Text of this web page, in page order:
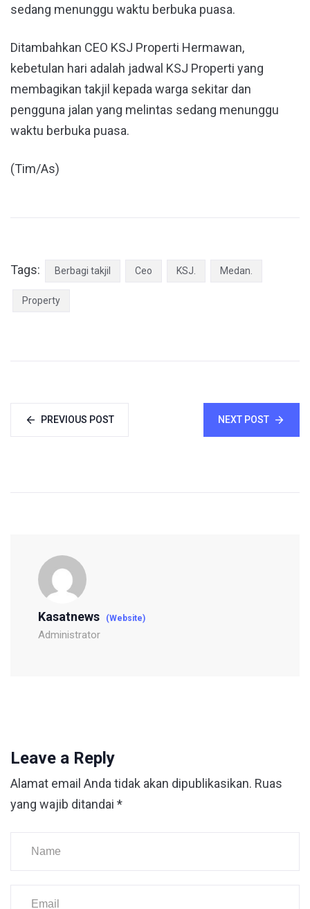
sedang menunggu waktu berbuka puasa.
Ditambahkan CEO KSJ Properti Hermawan,
kebetulan hari adalah jadwal KSJ Properti yang
membagikan takjil kepada warga sekitar dan
pengguna jalan yang melintas sedang menunggu
waktu berbuka puasa.
(Tim/As)
Tags: Berbagi takjil Ceo KSJ. Medan.
Property
PREVIOUS POST NEXT POST
Kasatnews (Website)
Administrator
Leave a Reply
Alamat email Anda tidak akan dipublikasikan. Ruas
yang wajib ditandai *